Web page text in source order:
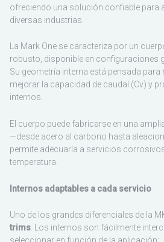
ofreciendo una solución confiable para
diversas industrias.
La Mark One se caracteriza por un
robusto, disponible en configuraciones
Su geometría interna está pensada
mejorar la capacidad de caudal (Cv) y
internos.
El cuerpo puede fabricarse en una
—desde acero al carbono hasta
permite adecuarla a servicios
temperatura.
Internos adaptables a cada servicio
Uno de los grandes diferenciales de la
trims. Los internos son fácilmente